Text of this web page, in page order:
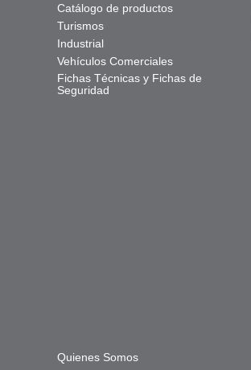
Catálogo de productos
Turismos
Industrial
Vehículos Comerciales
Fichas Técnicas y Fichas de
Seguridad
Quienes Somos